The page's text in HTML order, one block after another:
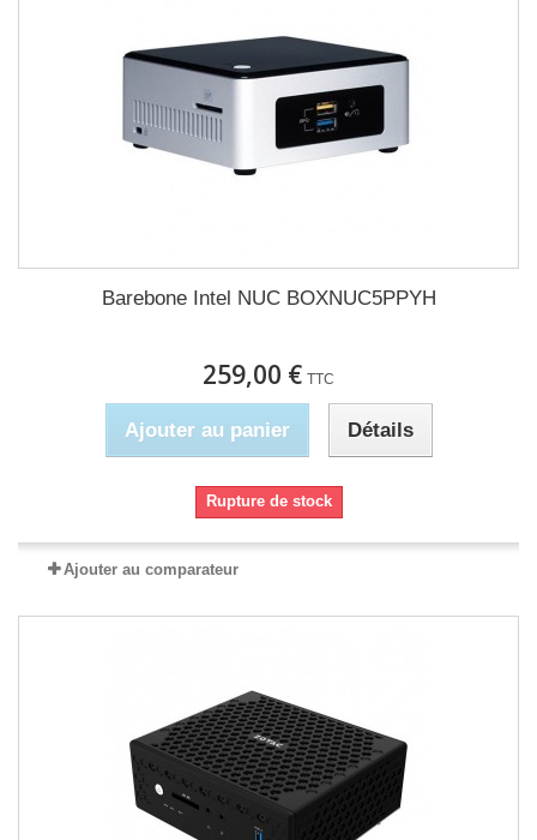
Barebone Intel NUC BOXNUC5PPYH
259,00 € TTC
Ajouter au panier Détails
Rupture de stock
Ajouter au comparateur